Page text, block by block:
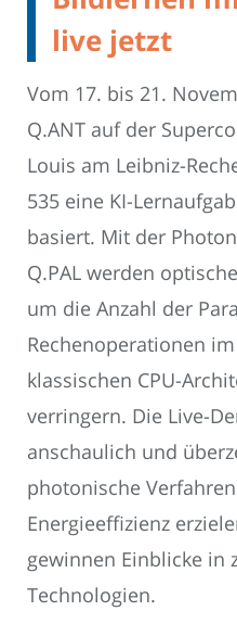
live jetzt
Vom 17. bis 21.
Q.ANT auf der
Louis am Leibniz-
535 eine KI-
basiert. Mit der
Q.PAL werden
um die Anzahl der
Rechenoperationen
klassischen CPU-
verringern. Die Live-
anschaulich und
photonische
Energieeffizienz
gewinnen Einblicke in
Technologien.